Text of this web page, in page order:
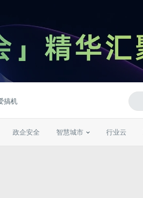
搞机
政企安全 智慧城市 行业云